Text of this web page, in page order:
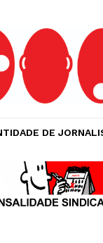
DE